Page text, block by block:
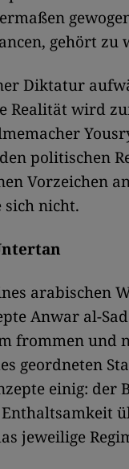
gehört zu
Diktatur
Realität wird
politischen
Vorzeichen
sich nicht.
arabischen
Anwar al-
frommen und
geordneten
einig:
jeweilige